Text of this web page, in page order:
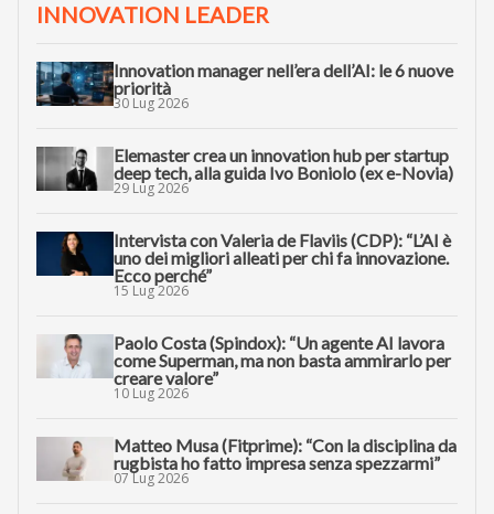
INNOVATION LEADER
Innovation manager nell’era dell’AI: le 6 nuove
priorità
30 Lug 2026
Elemaster crea un innovation hub per startup
deep tech, alla guida Ivo Boniolo (ex e-Novia)
29 Lug 2026
Intervista con Valeria de Flaviis (CDP): “L’AI è
uno dei migliori alleati per chi fa innovazione.
Ecco perché”
15 Lug 2026
Paolo Costa (Spindox): “Un agente AI lavora
come Superman, ma non basta ammirarlo per
creare valore”
10 Lug 2026
Matteo Musa (Fitprime): “Con la disciplina da
rugbista ho fatto impresa senza spezzarmi”
07 Lug 2026